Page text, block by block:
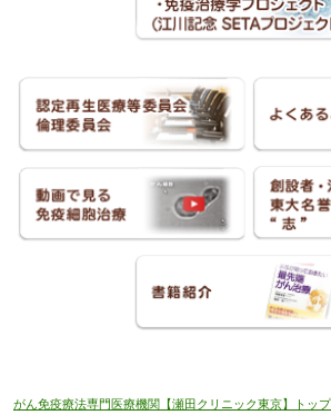
がん免疫療法専門医療機関【瀬田クリニック東京】トッ